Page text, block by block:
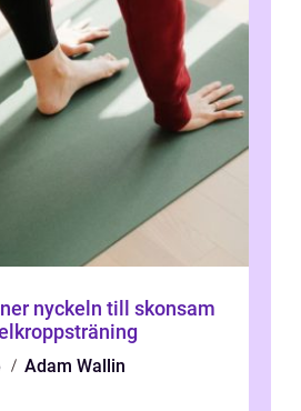
Adam Wallin